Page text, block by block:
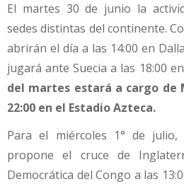
El martes 30 de junio la
sedes distintas del continente.
abrirán el día a las 14:00 en
jugará ante Suecia a las 18:00
del martes estará a cargo de
22:00 en el Estadio Azteca.
Para el miércoles 1° de julio,
propone el cruce de
Democrática del Congo a las